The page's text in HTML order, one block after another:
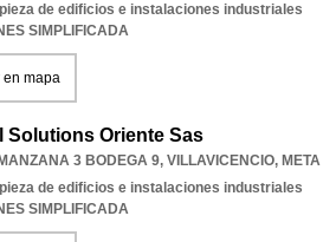
de edificios e instalaciones industriales
SIMPLIFICADA
en mapa
Solutions Oriente Sas
3 BODEGA 9, VILLAVICENCIO, META
de edificios e instalaciones industriales
SIMPLIFICADA